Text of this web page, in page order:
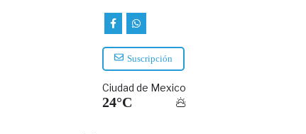
Suscripción
Ciudad de Mexico
24°C